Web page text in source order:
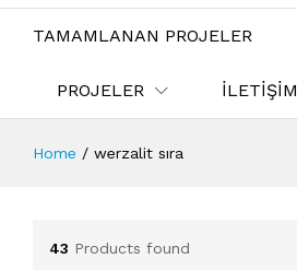
TAMAMLANAN PROJELER
PROJELER İLETİŞİM
Home / werzalit sıra
43 Products found